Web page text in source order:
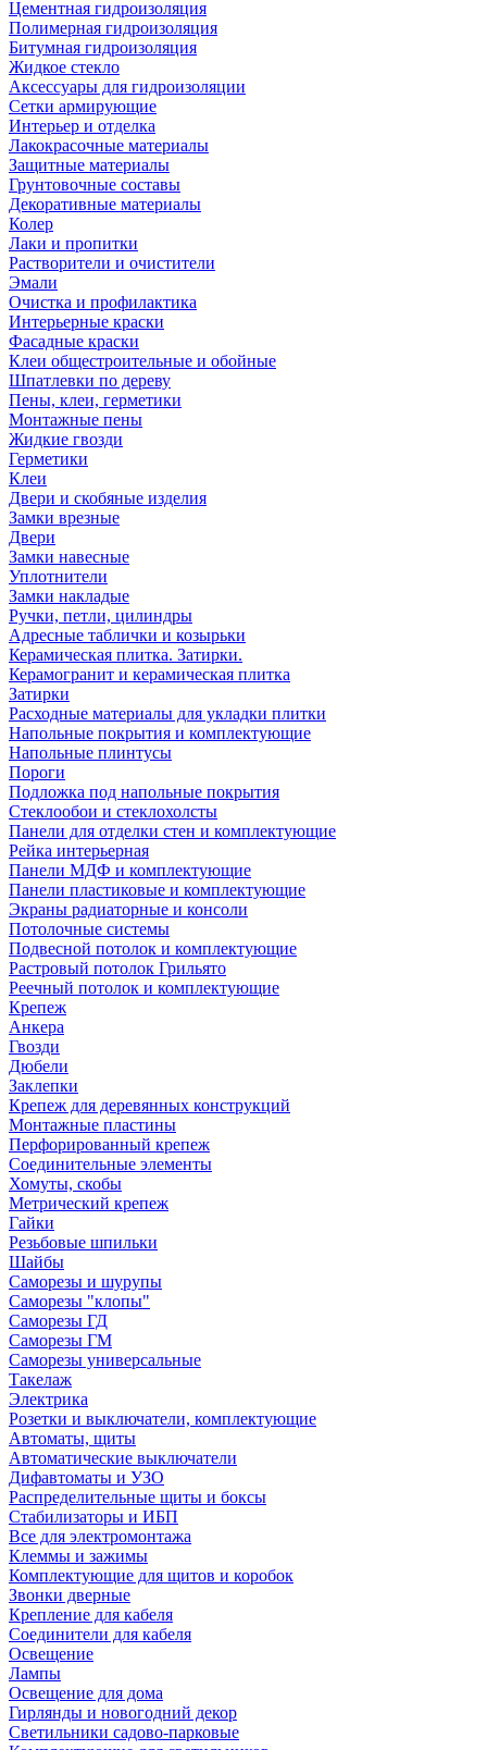
Цементная гидроизоляция
Полимерная гидроизоляция
Битумная гидроизоляция
Жидкое стекло
Аксессуары для гидроизоляции
Сетки армирующие
Интерьер и отделка
Лакокрасочные материалы
Защитные материалы
Грунтовочные составы
Декоративные материалы
Колер
Лаки и пропитки
Растворители и очистители
Эмали
Очистка и профилактика
Интерьерные краски
Фасадные краски
Клеи общестроительные и обойные
Шпатлевки по дереву
Пены, клеи, герметики
Монтажные пены
Жидкие гвозди
Герметики
Клеи
Двери и скобяные изделия
Замки врезные
Двери
Замки навесные
Уплотнители
Замки накладые
Ручки, петли, цилиндры
Адресные таблички и козырьки
Керамическая плитка. Затирки.
Керамогранит и керамическая плитка
Затирки
Расходные материалы для укладки плитки
Напольные покрытия и комплектующие
Напольные плинтусы
Пороги
Подложка под напольные покрытия
Стеклообои и стеклохолсты
Панели для отделки стен и комплектующие
Рейка интерьерная
Панели МДФ и комплектующие
Панели пластиковые и комплектующие
Экраны радиаторные и консоли
Потолочные системы
Подвесной потолок и комплектующие
Растровый потолок Грильято
Реечный потолок и комплектующие
Крепеж
Анкера
Гвозди
Дюбели
Заклепки
Крепеж для деревянных конструкций
Монтажные пластины
Перфорированный крепеж
Соединительные элементы
Хомуты, скобы
Метрический крепеж
Гайки
Резьбовые шпильки
Шайбы
Саморезы и шурупы
Саморезы "клопы"
Саморезы ГД
Саморезы ГМ
Саморезы универсальные
Такелаж
Электрика
Розетки и выключатели, комплектующие
Автоматы, щиты
Автоматические выключатели
Дифавтоматы и УЗО
Распределительные щиты и боксы
Стабилизаторы и ИБП
Все для электромонтажа
Клеммы и зажимы
Комплектующие для щитов и коробок
Звонки дверные
Крепление для кабеля
Соединители для кабеля
Освещение
Лампы
Освещение для дома
Гирлянды и новогодний декор
Светильники садово-парковые